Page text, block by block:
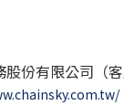
份有限公司（